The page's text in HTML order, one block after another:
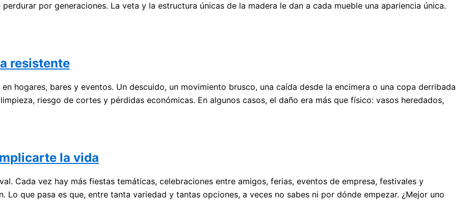
por generaciones. La veta y la estructura únicas de la madera le dan a cada mueble una apariencia única.
resistente
hogares, bares y eventos. Un descuido, un movimiento brusco, una caída desde la encimera o una copa derribada
riesgo de cortes y pérdidas económicas. En algunos casos, el daño era más que físico: vasos heredados,
la vida
Cada vez hay más fiestas temáticas, celebraciones entre amigos, ferias, eventos de empresa, festivales y
que pasa es que, entre tanta variedad y tantas opciones, a veces no sabes ni por dónde empezar. ¿Mejor uno